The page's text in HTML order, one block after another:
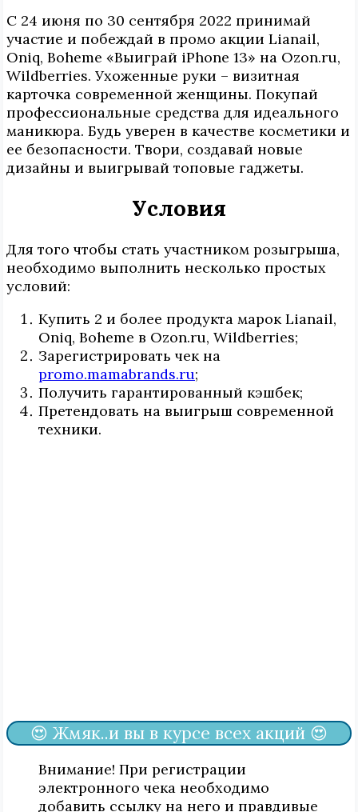
С 24 июня по 30 сентября 2022 принимай
участие и побеждай в промо акции Lianail,
Oniq, Boheme «Выиграй iPhone 13» на Ozon.ru,
Wildberries. Ухоженные руки – визитная
карточка современной женщины. Покупай
профессиональные средства для идеального
маникюра. Будь уверен в качестве косметики и
ее безопасности. Твори, создавай новые
дизайны и выигрывай топовые гаджеты.
Условия
Для того чтобы стать участником розыгрыша,
необходимо выполнить несколько простых
условий:
Купить 2 и более продукта марок Lianail,
Oniq, Boheme в Ozon.ru, Wildberries;
Зарегистрировать чек на
promo.mamabrands.ru;
Получить гарантированный кэшбек;
Претендовать на выигрыш современной
техники.
😍 Жмяк..и вы в курсе всех акций 😍
Внимание! При регистрации
электронного чека необходимо
добавить ссылку на него и правдивые